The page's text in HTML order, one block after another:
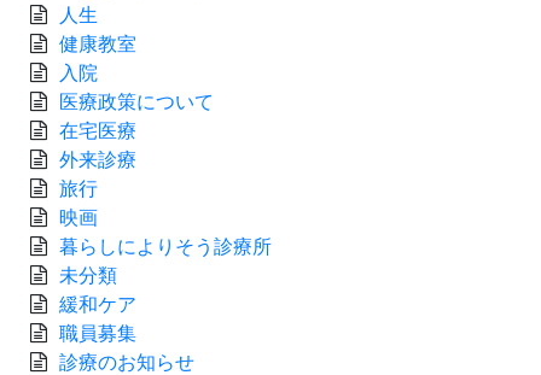
人生
健康教室
入院
医療政策について
在宅医療
外来診療
旅行
映画
暮らしによりそう診療所
未分類
緩和ケア
職員募集
診療のお知らせ